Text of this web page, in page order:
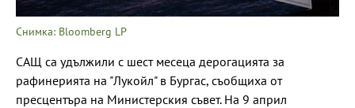
Снимка: Bloomberg LP
САЩ са удължили с шест месеца дерогацията за
рафинерията на "Лукойл" в Бургас, съобщиха от
пресцентъра на Министерския съвет. На 9 април